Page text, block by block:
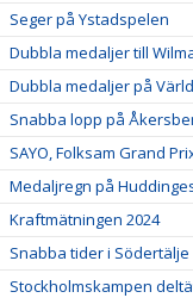
Seger på Ystadspelen
Dubbla medaljer till
Dubbla medaljer på
Snabba lopp på
SAYO, Folksam Grand
Medaljregn på
Kraftmätningen 2024
Snabba tider i Södertälje
Stockholmskampen